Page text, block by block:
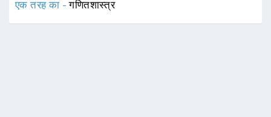
एक तरह का -गणितशास्त्र